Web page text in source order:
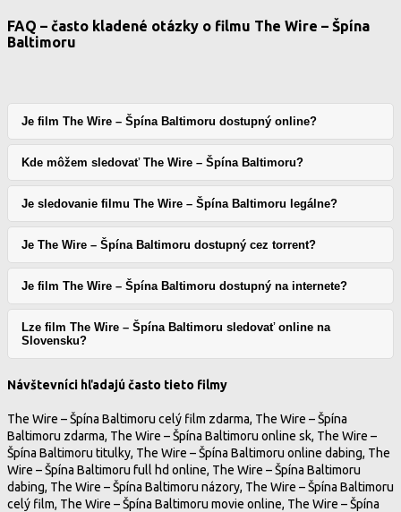
FAQ – často kladené otázky o filmu The Wire – Špína
Baltimoru
Je film The Wire – Špína Baltimoru dostupný online?
Kde môžem sledovať The Wire – Špína Baltimoru?
Je sledovanie filmu The Wire – Špína Baltimoru legálne?
Je The Wire – Špína Baltimoru dostupný cez torrent?
Je film The Wire – Špína Baltimoru dostupný na internete?
Lze film The Wire – Špína Baltimoru sledovať online na
Slovensku?
Návštevníci hľadajú často tieto filmy
The Wire – Špína Baltimoru celý film zdarma, The Wire – Špína
Baltimoru zdarma, The Wire – Špína Baltimoru online sk, The Wire –
Špína Baltimoru titulky, The Wire – Špína Baltimoru online dabing, The
Wire – Špína Baltimoru full hd online, The Wire – Špína Baltimoru
dabing, The Wire – Špína Baltimoru názory, The Wire – Špína Baltimoru
celý film, The Wire – Špína Baltimoru movie online, The Wire – Špína